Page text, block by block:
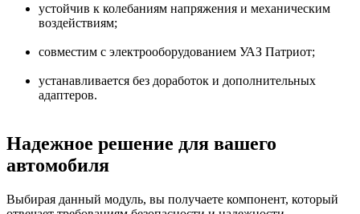
устойчив к колебаниям напряжения и механическим
воздействиям;
совместим с электрооборудованием УАЗ Патриот;
устанавливается без доработок и дополнительных
адаптеров.
Надежное решение для вашего
автомобиля
Выбирая данный модуль, вы получаете компонент, который